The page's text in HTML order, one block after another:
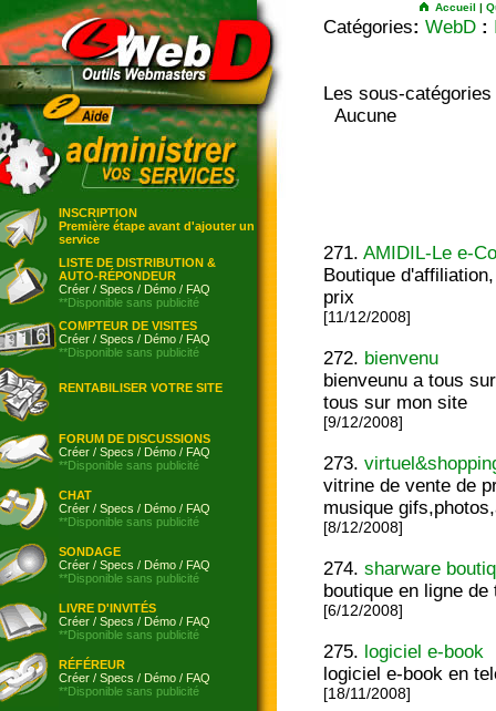
INSCRIPTION
Première étape avant d'ajouter un
service
LISTE DE DISTRIBUTION &
AUTO-RÉPONDEUR
Créer / Specs / Démo / FAQ
**Disponible sans publicité
COMPTEUR DE VISITES
Créer / Specs / Démo / FAQ
**Disponible sans publicité
RENTABILISER VOTRE SITE
FORUM DE DISCUSSIONS
Créer / Specs / Démo / FAQ
**Disponible sans publicité
CHAT
Créer / Specs / Démo / FAQ
**Disponible sans publicité
SONDAGE
Créer / Specs / Démo / FAQ
**Disponible sans publicité
LIVRE D'INVITÉS
Créer / Specs / Démo / FAQ
**Disponible sans publicité
RÉFÉREUR
Créer / Specs / Démo / FAQ
**Disponible sans publicité
Accueil |
Catégories: WebD :
Les sous-catégories
Aucune
271.AMIDIL-Le e-
Boutique
prix
[11/12/2008]
272. bienvenu
bienveunu a tous
tous sur mon site
[9/12/2008]
273.
vitrine de vente de
musique
[8/12/2008]
274.sharware
boutique en ligne
[6/12/2008]
275. logiciel e-book
logiciel e-book en
[18/11/2008]